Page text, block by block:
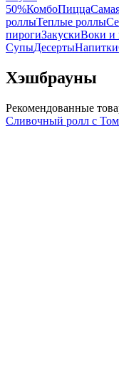
50%КомбоПицца
роллыТеплые роллы
пирогиЗакускиВоки и
СупыДесертыНапитки
Хэшбрауны
Рекомендованные
Сливочный ролл с